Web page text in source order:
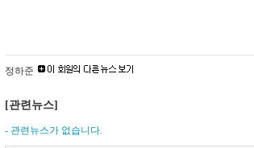
정하준
[관련뉴스]
- 관련뉴스가 없습니다.